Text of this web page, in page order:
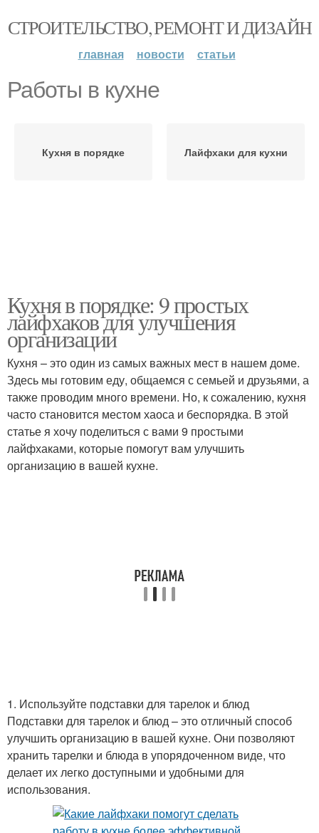
СТРОИТЕЛЬСТВО, РЕМОНТ И ДИЗАЙН
главная новости статьи
Работы в кухне
Кухня в порядке Лайфхаки для кухни
Кухня в порядке: 9 простых
лайфхаков для улучшения
организации
Кухня – это один из самых важных мест в нашем доме.
Здесь мы готовим еду, общаемся с семьей и друзьями, а
также проводим много времени. Но, к сожалению, кухня
часто становится местом хаоса и беспорядка. В этой
статье я хочу поделиться с вами 9 простыми
лайфхаками, которые помогут вам улучшить
организацию в вашей кухне.
1. Используйте подставки для тарелок и блюд
Подставки для тарелок и блюд – это отличный способ
улучшить организацию в вашей кухне. Они позволяют
хранить тарелки и блюда в упорядоченном виде, что
делает их легко доступными и удобными для
использования.